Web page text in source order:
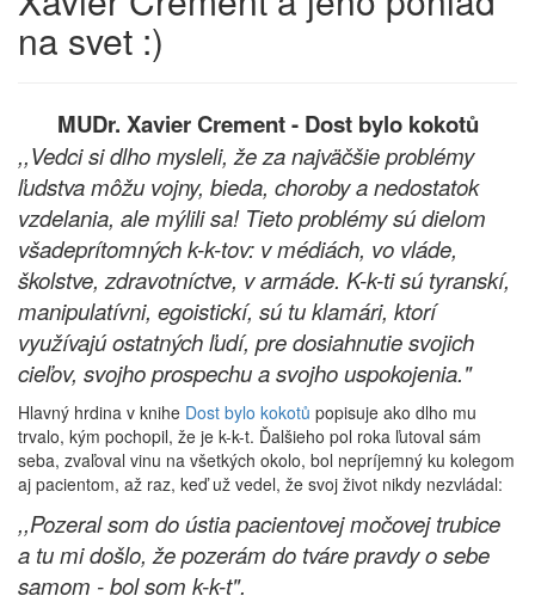
na svet :)
MUDr. Xavier Crement - Dost bylo kokotů
,,Vedci si dlho mysleli, že za najväčšie problémy
ľudstva môžu vojny, bieda, choroby a nedostatok
vzdelania, ale mýlili sa! Tieto problémy sú dielom
všadeprítomných k-k-tov: v médiách, vo vláde,
školstve, zdravotníctve, v armáde. K-k-ti sú tyranskí,
manipulatívni, egoistickí, sú tu klamári, ktorí
využívajú ostatných ľudí, pre dosiahnutie svojich
cieľov, svojho prospechu a svojho uspokojenia."
Hlavný hrdina v knihe Dost bylo kokotů popisuje ako dlho mu
trvalo, kým pochopil, že je k-k-t. Ďalšieho pol roka ľutoval sám
seba, zvaľoval vinu na všetkých okolo, bol nepríjemný ku kolegom
aj pacientom, až raz, keď už vedel, že svoj život nikdy nezvládal:
,,Pozeral som do ústia pacientovej močovej trubice
a tu mi došlo, že pozerám do tváre pravdy o sebe
samom - bol som k-k-t".